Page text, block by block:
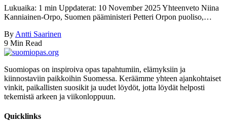
Lukuaika: 1 min Uppdaterat: 10 November 2025 Yhteenveto Niina
Kanniainen-Orpo, Suomen pääministeri Petteri Orpon puoliso,…
By Antti Saarinen
9 Min Read
Suomiopas on inspiroiva opas tapahtumiin, elämyksiin ja
kiinnostaviin paikkoihin Suomessa. Keräämme yhteen ajankohtaiset
vinkit, paikallisten suosikit ja uudet löydöt, jotta löydät helposti
tekemistä arkeen ja viikonloppuun.
Quicklinks